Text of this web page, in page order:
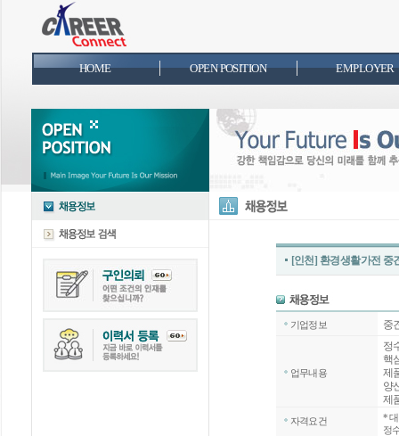
HOME OPEN POSITION EMPLOYER
[인천] 환경생활가전 중
기업정보 중
업무내용
정
핵
제
양
제
자격요건 *
정